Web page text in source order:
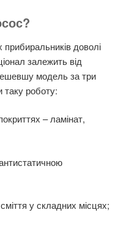
прибиральників доволі
залежить від
модель за три
таку роботу:
– ламінат,
у складних місцях;